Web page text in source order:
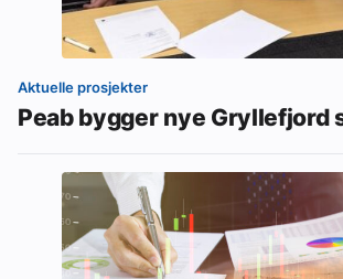
Aktuelle prosjekter
Peab bygger nye Gryllefjord